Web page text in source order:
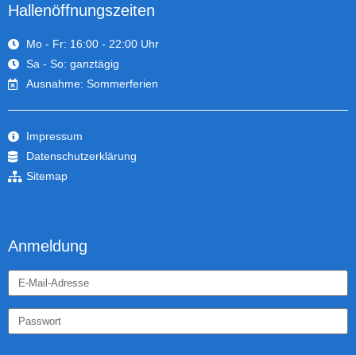
Hallenöffnungszeiten
Mo - Fr: 16:00 - 22:00 Uhr
Sa - So: ganztägig
Ausnahme: Sommerferien
Impressum
Datenschutzerklärung
Sitemap
Anmeldung